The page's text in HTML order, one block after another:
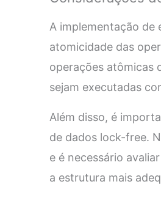
A implementação de
atomicidade das
operações atômicas
sejam executadas
Além disso, é
de dados lock-free.
e é necessário
a estrutura mais